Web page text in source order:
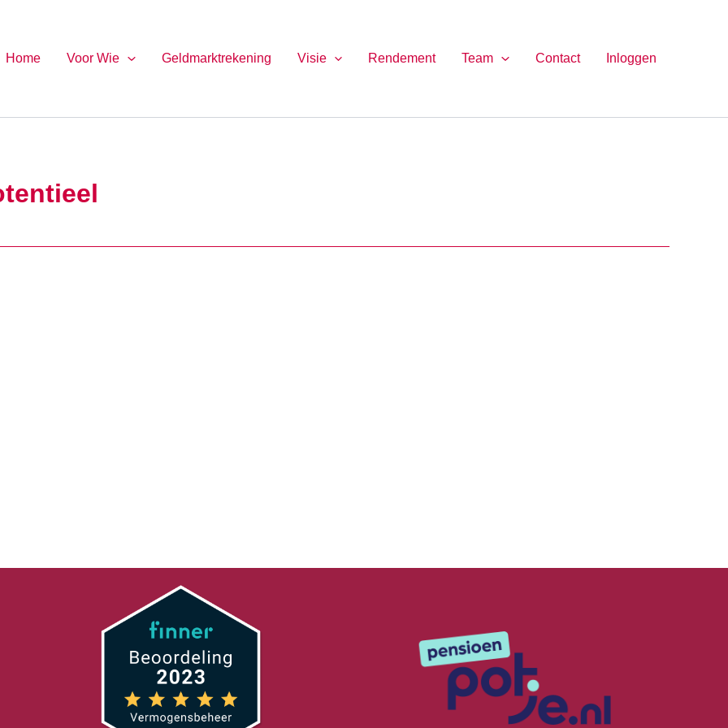
Home Voor Wie Geldmarktrekening Visie Rendement Team Contact Inloggen